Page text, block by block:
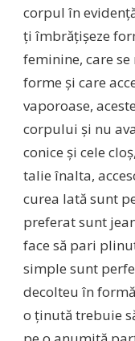
corpul în
ţi îmbrăţişeze
feminine, care se
forme şi care
vaporoase,
corpului şi nu
conice şi cele cloş,
talie înalta,
curea lată sunt
preferatsunt
face să pari
simple sunt
decolteu în formă
o ţinută trebuie